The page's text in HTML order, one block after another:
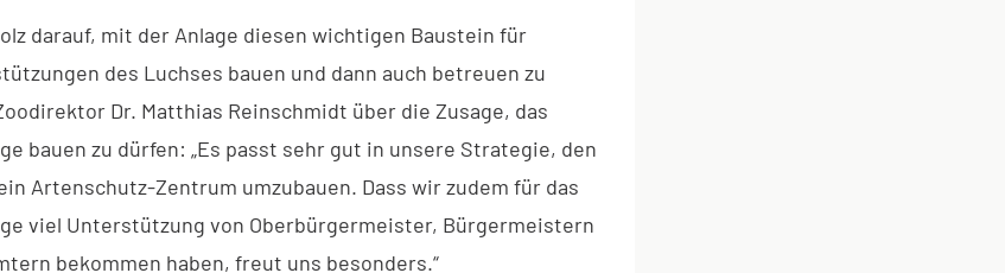
darauf, mit der Anlage diesen wichtigen Baustein für
des Luchses bauen und dann auch betreuen zu
Dr. Matthias Reinschmidt über die Zusage, das
bauen zu dürfen: „Es passt sehr gut in unsere Strategie, den
Artenschutz-Zentrum umzubauen. Dass wir zudem für das
viel Unterstützung von Oberbürgermeister, Bürgermeistern
bekommen haben, freut uns besonders.“